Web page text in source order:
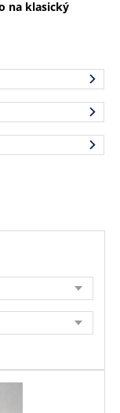
na klasický